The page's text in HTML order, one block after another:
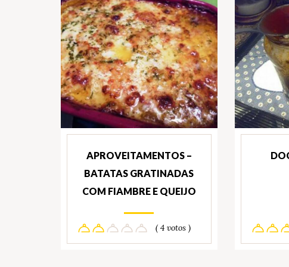
APROVEITAMENTOS –
BATATAS GRATINADAS
COM FIAMBRE E QUEIJO
( 4 votos )